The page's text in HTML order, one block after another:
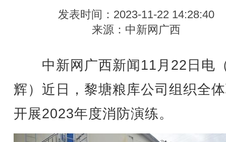
发表时间：2023-11-22 14:28:40
来源：中新网广西
中新网广西新闻11月22日电
辉 ）近日，黎塘粮库公司组织全
开展2023年度消防演练。